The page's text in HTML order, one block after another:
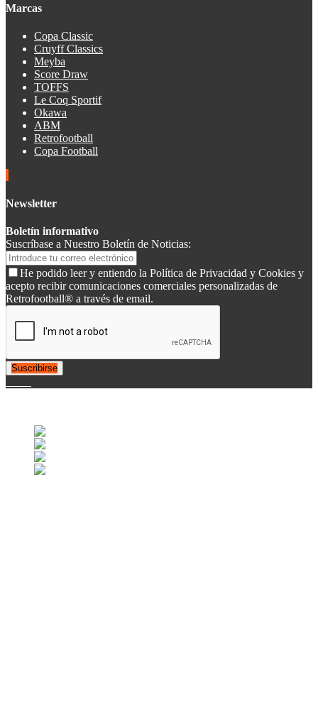
Marcas
Copa Classic
Cruyff Classics
Meyba
Score Draw
TOFFS
Le Coq Sportif
Okawa
ABM
Retrofootball
Copa Football
Newsletter
Boletín informativo
Suscríbase a Nuestro Boletín de Noticias:
He podido leer y entiendo la Política de Privacidad y Cookies y
acepto recibir comunicaciones comerciales personalizadas de
Retrofootball® a través de email.
Suscribirse